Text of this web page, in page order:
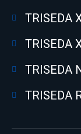
TRISEDA
TRISEDA
TRISEDA
TRISEDA